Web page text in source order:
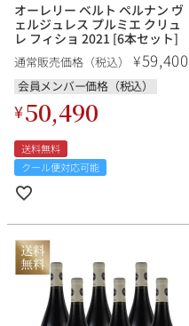
オーレリー ベルト ペルナン ヴ
ェルジュレス プルミエ クリュ
レ フィショ 2021 [6本セット]
通常販売価格（税込） ¥59,400
会員メンバー価格（税込）
¥50,490
送料無料
クール便対応可能